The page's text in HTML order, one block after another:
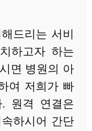
드리는 서비
하고자 하는
면 병원의 아
여 저희가 빠
. 원격 연결은
하시어 간단